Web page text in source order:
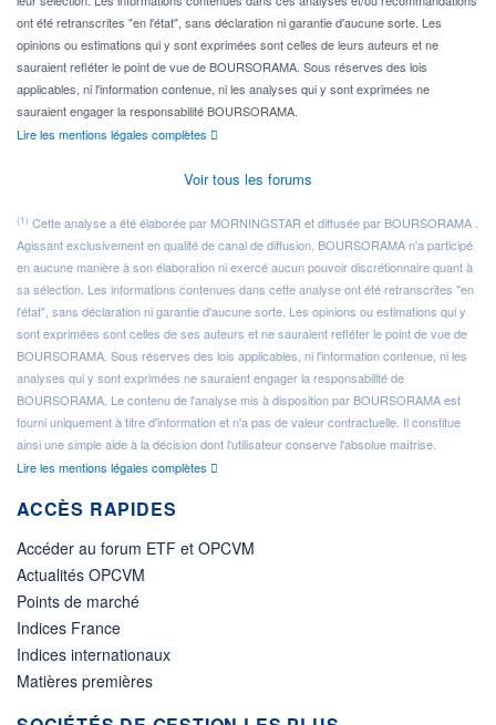
ont été retranscrites "en l'état", sans déclaration ni garantie d'aucune sorte. Les
opinions ou estimations qui y sont exprimées sont celles de leurs auteurs et ne
sauraient refléter le point de vue de BOURSORAMA. Sous réserves des lois
applicables, ni l'information contenue, ni les analyses qui y sont exprimées ne
sauraient engager la responsabilité BOURSORAMA.
Lire les mentions légales complètes
Voir tous les forums
(1) Cette analyse a été élaborée par MORNINGSTAR et diffusée par BOURSORAMA .
Agissant exclusivement en qualité de canal de diffusion, BOURSORAMA n'a participé
en aucune manière à son élaboration ni exercé aucun pouvoir discrétionnaire quant à
sa sélection. Les informations contenues dans cette analyse ont été retranscrites "en
l'état", sans déclaration ni garantie d'aucune sorte. Les opinions ou estimations qui y
sont exprimées sont celles de ses auteurs et ne sauraient refléter le point de vue de
BOURSORAMA. Sous réserves des lois applicables, ni l'information contenue, ni les
analyses qui y sont exprimées ne sauraient engager la responsabilité de
BOURSORAMA. Le contenu de l'analyse mis à disposition par BOURSORAMA est
fourni uniquement à titre d'information et n'a pas de valeur contractuelle. Il constitue
ainsi une simple aide à la décision dont l'utilisateur conserve l'absolue maîtrise.
Lire les mentions légales complètes
ACCÈS RAPIDES
Accéder au forum ETF et OPCVM
Actualités OPCVM
Points de marché
Indices France
Indices internationaux
Matières premières